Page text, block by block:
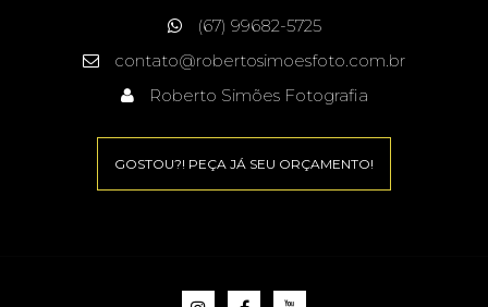
(67) 99682-5725
contato@robertosimoesfoto.com.br
Roberto Simões Fotografia
GOSTOU?! PEÇA JÁ SEU ORÇAMENTO!